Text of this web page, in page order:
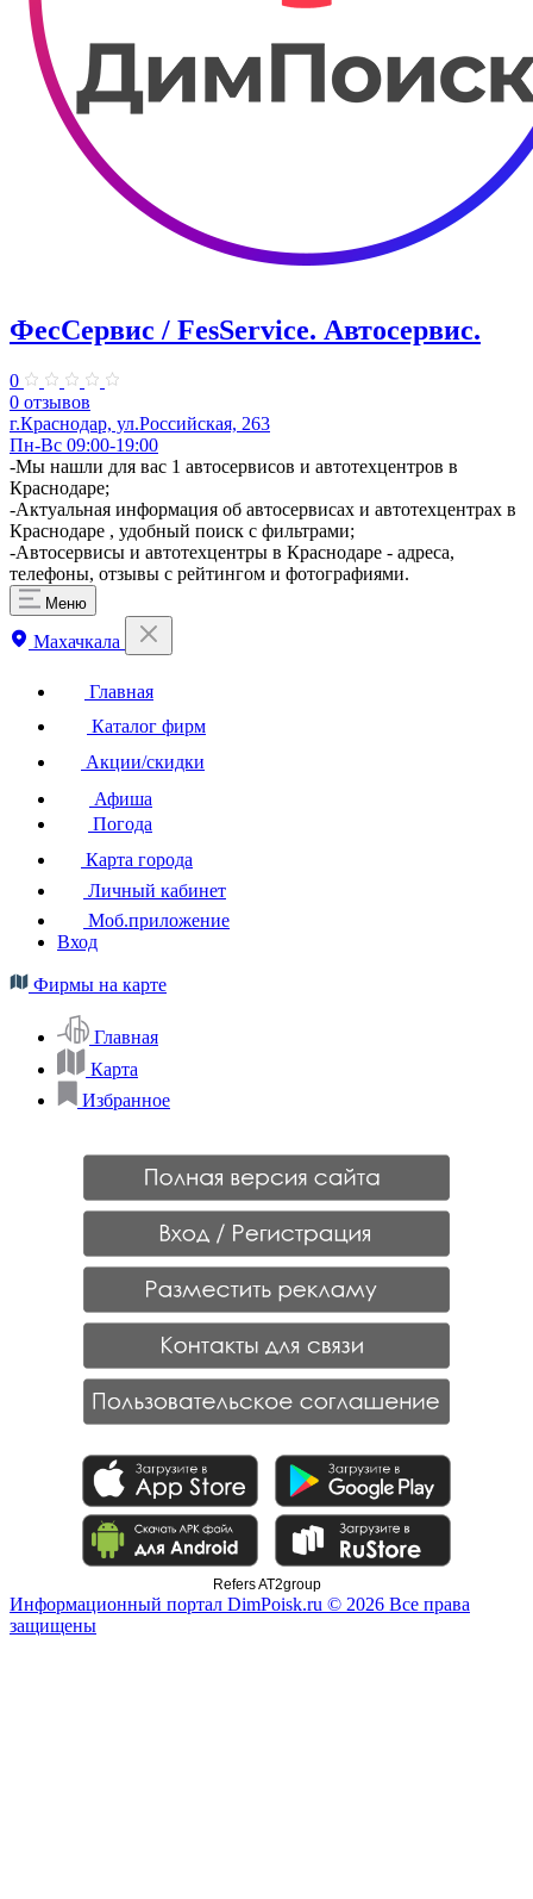
ФесСервис / FesService. ​Автосервис.
0
0 отзывов
​г.Краснодар, ул.Российская, 263
Пн-Вс 09:00-19:00
-Мы нашли для вас 1 автосервисов и автотехцентров в
Краснодаре;
-Актуальная информация об автосервисах и автотехцентрах в
Краснодаре , удобный поиск с фильтрами;
-Автосервисы и автотехцентры в Краснодаре - адреса,
телефоны, отзывы с рейтингом и фотографиями.
Меню
Махачкала
Главная
Каталог фирм
Акции/скидки
Афиша
Погода
Карта города
Личный кабинет
Моб.приложение
Вход
Фирмы на карте
Главная
Карта
Избранное
Refers AT2group
Информационный портал DimPoisk.ru © 2026 Все права
защищены